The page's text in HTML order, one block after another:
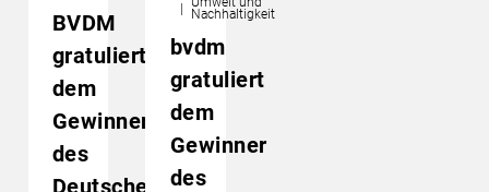
BVDM
gratuliert
dem
Gewinner
des
Deutschen
Nachhaltigkeit
bvdm
gratuliert
dem
Gewinner
des